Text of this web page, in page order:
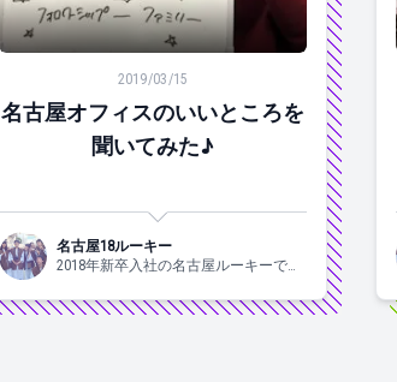
名古屋オフィスのいいところを聞いてみた♪
2019/03/15
名古屋オフィスのいいところを
聞いてみた♪
名古屋18ルーキー
2018年新卒入社の名古屋ルーキーで
す！